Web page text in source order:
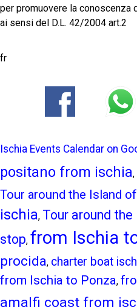
per promuovere la conoscenza
ai sensi del D.L. 42/2004 art.2
fr
Ischia Events Calendar on
positano from ischia,
Tour around the Island
ischia, Tour around
stop, from Ischia
procida, charter boat
from Ischia to Ponza,
amalfi coast from